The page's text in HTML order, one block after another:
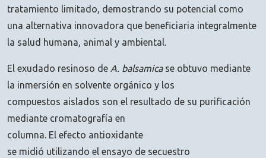
tratamiento limitado, demostrando su potencial como
una alternativa innovadora que beneficiaria integralmente
la salud humana, animal y ambiental.
El exudado resinoso de A. balsamicase obtuvo mediante
la inmersión en solvente orgánico y los
compuestos aislados son el resultado de su purificación
mediante cromatografía en
columna. El efecto antioxidante
se midió utilizando el ensayo de secuestro